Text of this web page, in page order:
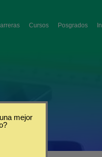
Cursos Posgrados
mejor